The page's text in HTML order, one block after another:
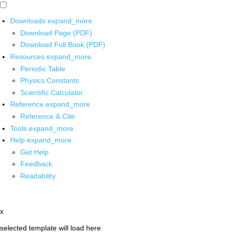
Downloads expand_more
Download Page (PDF)
Download Full Book (PDF)
Resources expand_more
Periodic Table
Physics Constants
Scientific Calculator
Reference expand_more
Reference & Cite
Tools expand_more
Help expand_more
Get Help
Feedback
Readability
x
selected template will load here